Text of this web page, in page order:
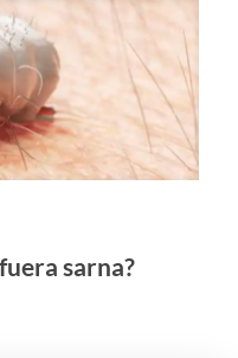
sarna?